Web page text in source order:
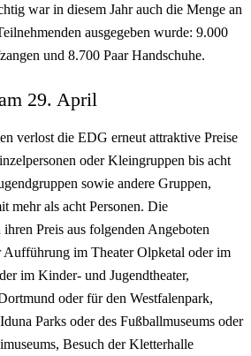
war in diesem Jahr auch die Menge an
ausgegeben wurde: 9.000
und 8.700 Paar Handschuhe.
29. April
verlost die EDG erneut attraktive Preise
oder Kleingruppen bis acht
sowie andere Gruppen,
mehr als acht Personen. Die
Preis aus folgenden Angeboten
Aufführung im Theater Olpketal oder im
im Kinder- und Jugendtheater,
oder für den Westfalenpark,
Parks oder des Fußballmuseums oder
Besuch der Kletterhalle